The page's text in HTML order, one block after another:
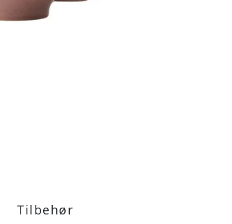
Tilbehør